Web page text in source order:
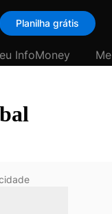
Planilha grátis
InfoMoney